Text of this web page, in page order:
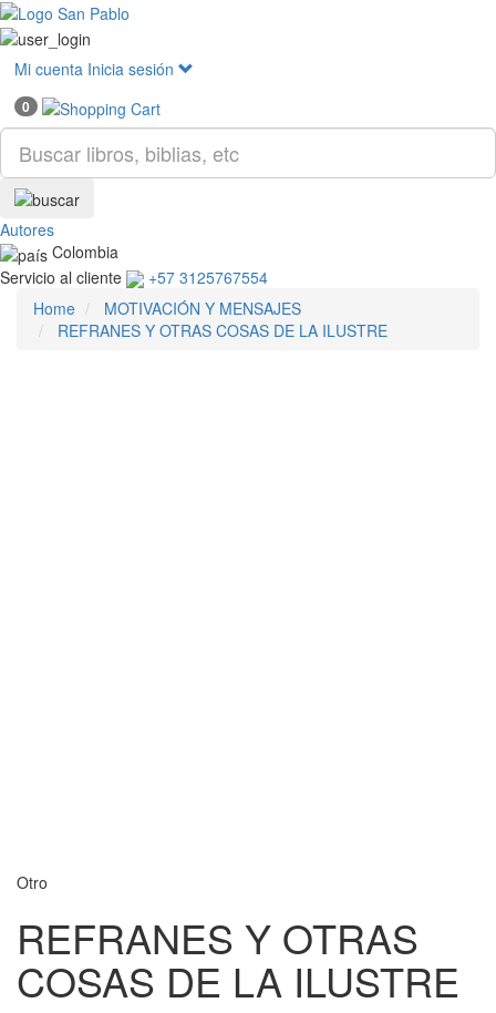
Mi cuenta Inicia sesión
0
Autores
Colombia
Servicio al cliente
+57 3125767554
Home
MOTIVACIÓN Y MENSAJES
REFRANES Y OTRAS COSAS DE LA ILUSTRE
Otro
REFRANES Y OTRAS
COSAS DE LA ILUSTRE